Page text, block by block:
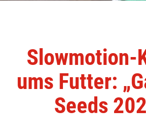
Slowmotion-
ums Futter:
Seeds